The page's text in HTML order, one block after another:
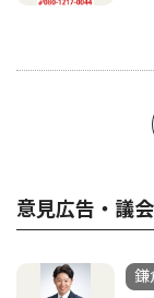
意見広告・議
鎌